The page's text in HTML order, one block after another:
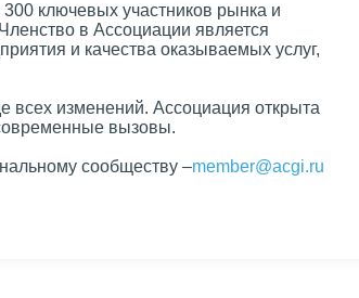
ключевых участников рынка и
в Ассоциации является
и качества оказываемых услуг,
изменений. Ассоциация открыта
вызовы.
сообществу –member@acgi.ru